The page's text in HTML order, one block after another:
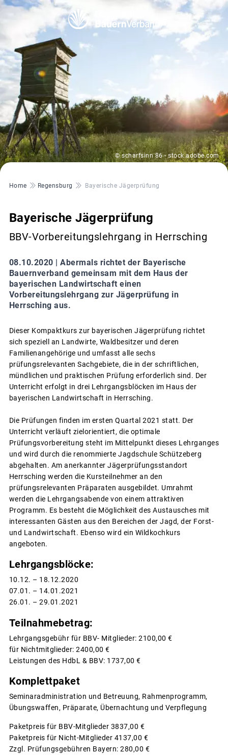
© scharfsinn 86 - stock.adobe.com
Pfadnavigation
Home Regensburg Bayerische Jägerprüfung
Bayerische Jägerprüfung
BBV-Vorbereitungslehrgang in Herrsching
08.10.2020 | Abermals richtet der Bayerische
Bauernverband gemeinsam mit dem Haus der
bayerischen Landwirtschaft einen
Vorbereitungslehrgang zur Jägerprüfung in
Herrsching aus.
Dieser Kompaktkurs zur bayerischen Jägerprüfung richtet
sich speziell an Landwirte, Waldbesitzer und deren
Familienangehörige und umfasst alle sechs
prüfungsrelevanten Sachgebiete, die in der schriftlichen,
mündlichen und praktischen Prüfung erforderlich sind. Der
Unterricht erfolgt in drei Lehrgangsblöcken im Haus der
bayerischen Landwirtschaft in Herrsching.
Die Prüfungen finden im ersten Quartal 2021 statt. Der
Unterricht verläuft zielorientiert, die optimale
Prüfungsvorbereitung steht im Mittelpunkt dieses Lehrganges
und wird durch die renommierte Jagdschule Schützeberg
abgehalten. Am anerkannter Jägerprüfungsstandort
Herrsching werden die Kursteilnehmer an den
prüfungsrelevanten Präparaten ausgebildet. Umrahmt
werden die Lehrgangsabende von einem attraktiven
Programm. Es besteht die Möglichkeit des Austausches mit
interessanten Gästen aus den Bereichen der Jagd, der Forst-
und Landwirtschaft. Ebenso wird ein Wildkochkurs
angeboten.
Lehrgangsblöcke:
10.12. – 18.12.2020
07.01. – 14.01.2021
26.01. – 29.01.2021
Teilnahmebetrag:
Lehrgangsgebühr für BBV- Mitglieder: 2100,00 €
für Nichtmitglieder: 2400,00 €
Leistungen des HdbL & BBV: 1737,00 €
Komplettpaket
Seminaradministration und Betreuung, Rahmenprogramm,
Übungswaffen, Präparate, Übernachtung und Verpflegung
Paketpreis für BBV-Mitglieder 3837,00 €
Paketpreis für Nicht-Mitglieder 4137,00 €
Zzgl. Prüfungsgebühren Bayern: 280,00 €